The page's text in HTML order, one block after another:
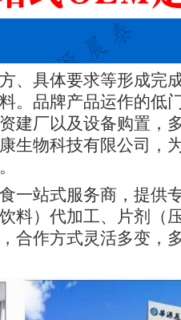
、具体要求等形成完
。品牌产品运作的低
建厂以及设备购置，
生物科技有限公司，
一站式服务商，提供
料）代加工、片剂（
合作方式灵活多变，